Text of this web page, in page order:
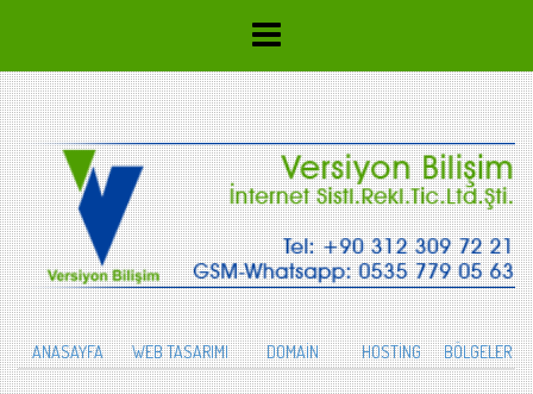
ANASAYFA WEB TASARIMI DOMAİN HOSTİNG BÖLGELER